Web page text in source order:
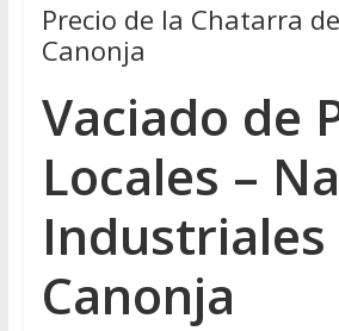
Precio de la Chatarra
Canonja
Vaciado de
Locales –
Industriales
Canonja